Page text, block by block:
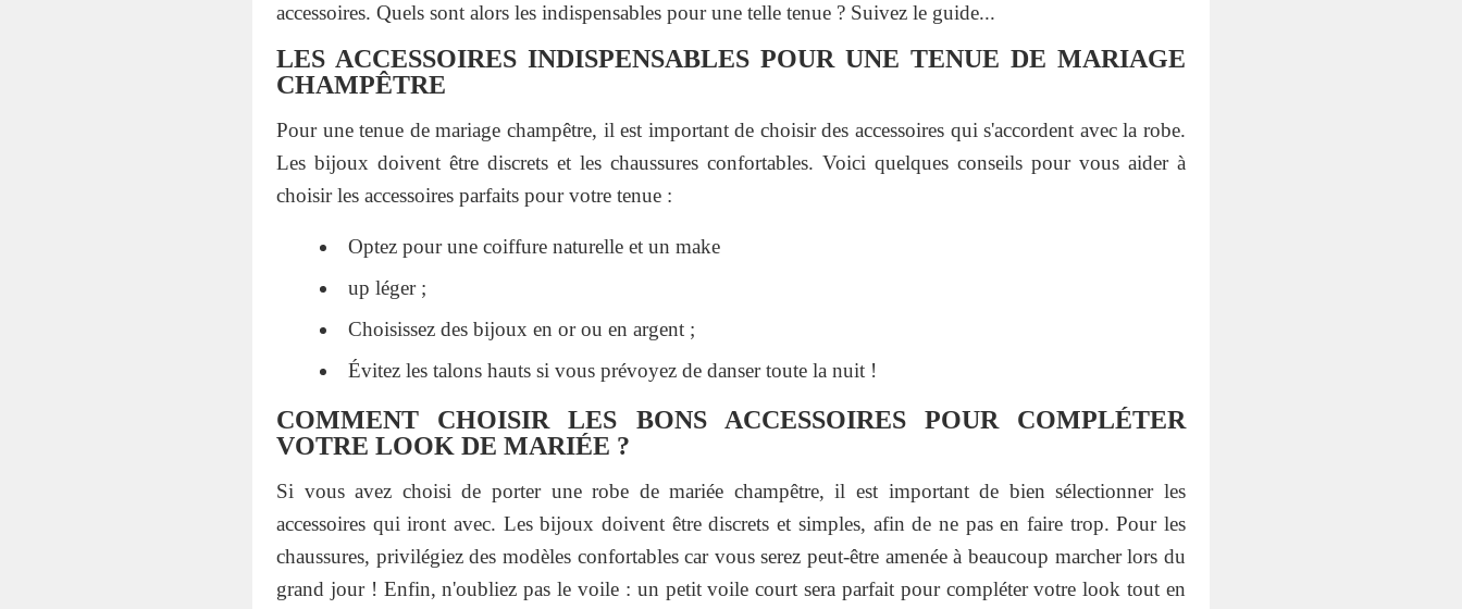
accessoires. Quels sont alors les indispensables pour une telle tenue ? Suivez le guide...
LES ACCESSOIRES INDISPENSABLES POUR UNE TENUE DE MARIAGE
CHAMPÊTRE
Pour une tenue de mariage champêtre, il est important de choisir des accessoires qui s'accordent avec la robe.
Les bijoux doivent être discrets et les chaussures confortables. Voici quelques conseils pour vous aider à
choisir les accessoires parfaits pour votre tenue :
Optez pour une coiffure naturelle et un make
up léger ;
Choisissez des bijoux en or ou en argent ;
Évitez les talons hauts si vous prévoyez de danser toute la nuit !
COMMENT CHOISIR LES BONS ACCESSOIRES POUR COMPLÉTER
VOTRE LOOK DE MARIÉE ?
Si vous avez choisi de porter une robe de mariée champêtre, il est important de bien sélectionner les
accessoires qui iront avec. Les bijoux doivent être discrets et simples, afin de ne pas en faire trop. Pour les
chaussures, privilégiez des modèles confortables car vous serez peut-être amenée à beaucoup marcher lors du
grand jour ! Enfin, n'oubliez pas le voile : un petit voile court sera parfait pour compléter votre look tout en